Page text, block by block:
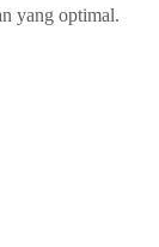
yang optimal.